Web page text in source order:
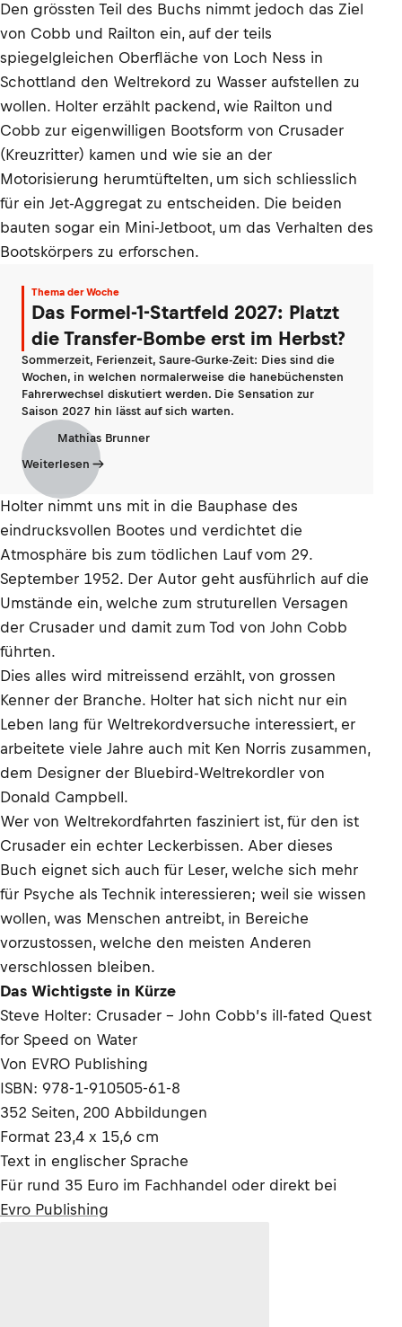
Den grössten Teil des Buchs nimmt jedoch das Ziel
von Cobb und Railton ein, auf der teils
spiegelgleichen Oberfläche von Loch Ness in
Schottland den Weltrekord zu Wasser aufstellen zu
wollen. Holter erzählt packend, wie Railton und
Cobb zur eigenwilligen Bootsform von Crusader
(Kreuzritter) kamen und wie sie an der
Motorisierung herumtüftelten, um sich schliesslich
für ein Jet-Aggregat zu entscheiden. Die beiden
bauten sogar ein Mini-Jetboot, um das Verhalten des
Bootskörpers zu erforschen.
Thema der Woche
Das Formel-1-Startfeld 2027: Platzt
die Transfer-Bombe erst im Herbst?
Sommerzeit, Ferienzeit, Saure-Gurke-Zeit: Dies sind die
Wochen, in welchen normalerweise die hanebüchensten
Fahrerwechsel diskutiert werden. Die Sensation zur
Saison 2027 hin lässt auf sich warten.
Mathias Brunner
Weiterlesen
Holter nimmt uns mit in die Bauphase des
eindrucksvollen Bootes und verdichtet die
Atmosphäre bis zum tödlichen Lauf vom 29.
September 1952. Der Autor geht ausführlich auf die
Umstände ein, welche zum struturellen Versagen
der Crusader und damit zum Tod von John Cobb
führten.
Dies alles wird mitreissend erzählt, von grossen
Kenner der Branche. Holter hat sich nicht nur ein
Leben lang für Weltrekordversuche interessiert, er
arbeitete viele Jahre auch mit Ken Norris zusammen,
dem Designer der Bluebird-Weltrekordler von
Donald Campbell.
Wer von Weltrekordfahrten fasziniert ist, für den ist
Crusader ein echter Leckerbissen. Aber dieses
Buch eignet sich auch für Leser, welche sich mehr
für Psyche als Technik interessieren; weil sie wissen
wollen, was Menschen antreibt, in Bereiche
vorzustossen, welche den meisten Anderen
verschlossen bleiben.
Das Wichtigste in Kürze
Steve Holter: Crusader – John Cobb’s ill-fated Quest
for Speed on Water
Von EVRO Publishing
ISBN: 978-1-910505-61-8
352 Seiten, 200 Abbildungen
Format 23,4 x 15,6 cm
Text in englischer Sprache
Für rund 35 Euro im Fachhandel oder direkt bei
Evro Publishing